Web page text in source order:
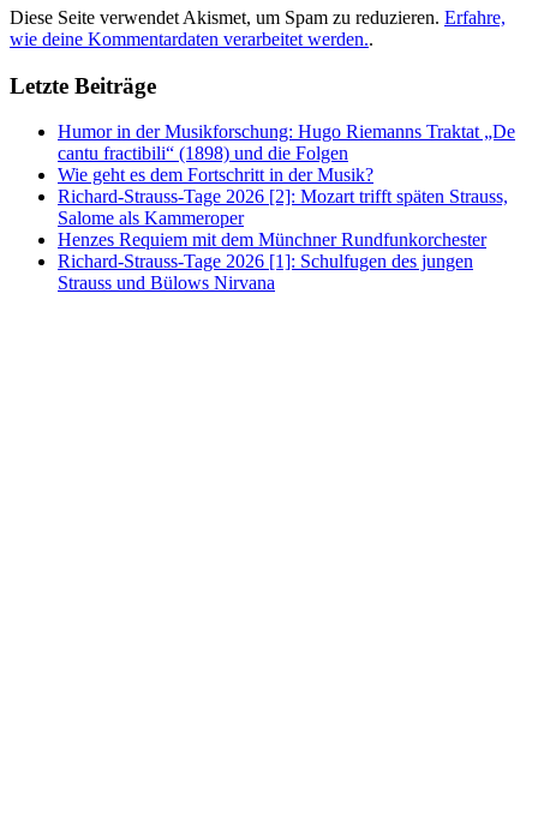
Diese Seite verwendet Akismet, um Spam zu reduzieren. Erfahre,
wie deine Kommentardaten verarbeitet werden..
Letzte Beiträge
Humor in der Musikforschung: Hugo Riemanns Traktat „De
cantu fractibili“ (1898) und die Folgen
Wie geht es dem Fortschritt in der Musik?
Richard-Strauss-Tage 2026 [2]: Mozart trifft späten Strauss,
Salome als Kammeroper
Henzes Requiem mit dem Münchner Rundfunkorchester
Richard-Strauss-Tage 2026 [1]: Schulfugen des jungen
Strauss und Bülows Nirvana